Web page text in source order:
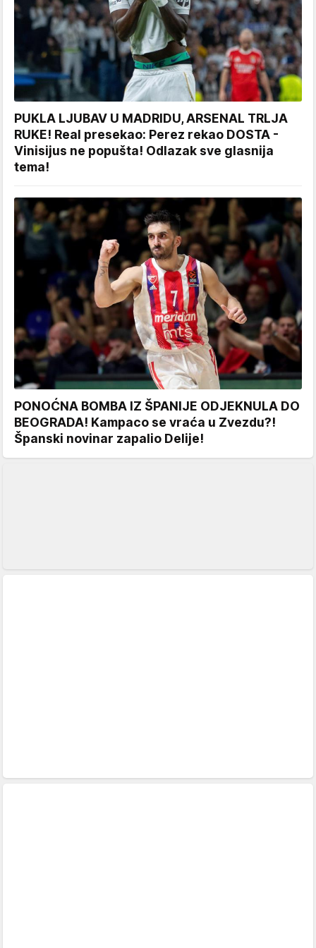
PUKLA LJUBAV U MADRIDU, ARSENAL TRLJA
RUKE! Real presekao: Perez rekao DOSTA -
Vinisijus ne popušta! Odlazak sve glasnija
tema!
PONOĆNA BOMBA IZ ŠPANIJE ODJEKNULA DO
BEOGRADA! Kampaco se vraća u Zvezdu?!
Španski novinar zapalio Delije!